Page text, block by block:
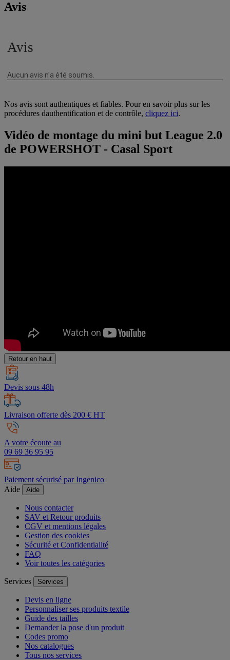
Avis
Nos avis sont authentiques et fiables. Pour en savoir plus sur les
procédures dauthentification et de contrôle, cliquez ici.
Vidéo de montage du mini but League 2.0
de POWERSHOT - Casal Sport
Retour en haut
Devis sous 48h
Livraison offerte dès 200 € HT
A votre écoute au
09 69 36 95 95
Paiement sécurisé par Ingenico
Aide
Aide
Nous contacter
SAV et Retour produits
CGV et mentions légales
Gestion des cookies
Sécurité et Confidentialité
FAQ
Voir toutes les catégories
Services Services
Devis en ligne
Personnaliser ses produits textile
Guide des tailles
Demander la pose d'un produit
Codes promo
Nos catalogues
Tous nos services